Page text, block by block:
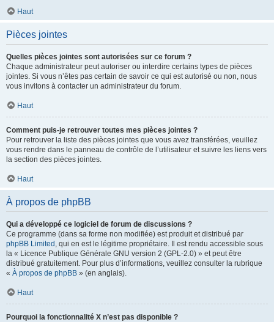
Haut
Pièces jointes
Quelles pièces jointes sont autorisées sur ce forum ?
Chaque administrateur peut autoriser ou interdire certains types de pièces
jointes. Si vous n’êtes pas certain de savoir ce qui est autorisé ou non, nous
vous invitons à contacter un administrateur du forum.
Haut
Comment puis-je retrouver toutes mes pièces jointes ?
Pour retrouver la liste des pièces jointes que vous avez transférées, veuillez
vous rendre dans le panneau de contrôle de l’utilisateur et suivre les liens vers
la section des pièces jointes.
Haut
À propos de phpBB
Qui a développé ce logiciel de forum de discussions ?
Ce programme (dans sa forme non modifiée) est produit et distribué par
phpBB Limited , qui en est le légitime propriétaire. Il est rendu accessible sous
la « Licence Publique Générale GNU version 2 (GPL-2.0) » et peut être
distribué gratuitement. Pour plus d’informations, veuillez consulter la rubrique
« À propos de phpBB » (en anglais).
Haut
Pourquoi la fonctionnalité X n’est pas disponible ?